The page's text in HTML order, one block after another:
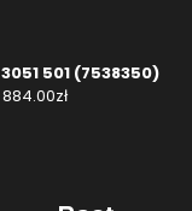
501 (7538350)
884.00zł